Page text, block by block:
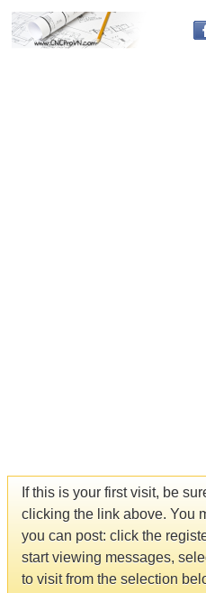
If this is your first visit, be
clicking the link above. You
you can post: click the
start viewing messages,
to visit from the selection